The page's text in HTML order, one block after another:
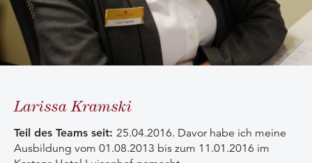
Larissa Kramski
Teil des Teams seit: 25.04.2016. Davor habe ich meine
Ausbildung vom 01.08.2013 bis zum 11.01.2016 im